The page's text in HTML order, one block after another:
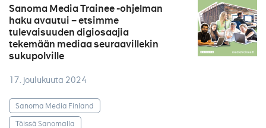
Sanoma Media Trainee -ohjelman
haku avautui – etsimme
tulevaisuuden digiosaajia
tekemään mediaa seuraavillekin
sukupolville
17. joulukuuta 2024
Sanoma Media Finland
Töissä Sanomalla